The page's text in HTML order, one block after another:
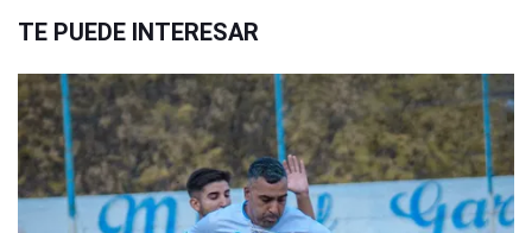
TE PUEDE INTERESAR